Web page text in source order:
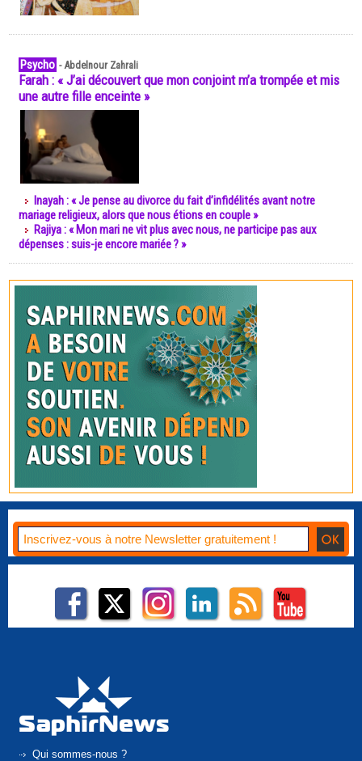
Psycho -Abdelnour Zahrali
Farah : « J’ai découvert que mon conjoint m’a trompée et mis
une autre fille enceinte »
Inayah : « Je pense au divorce du fait d’infidélités avant notre
mariage religieux, alors que nous étions en couple »
Rajiya : « Mon mari ne vit plus avec nous, ne participe pas aux
dépenses : suis-je encore mariée ? »
Qui sommes-nous ?